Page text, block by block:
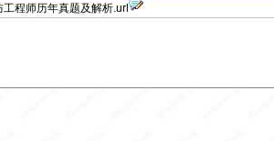
程师历年真题及解析.url